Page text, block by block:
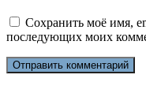
Сохранить моё имя,
последующих моих